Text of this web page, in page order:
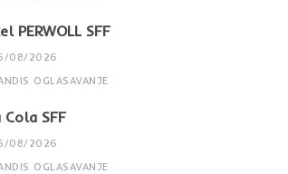
PERWOLL SFF
08/2026
OGLASAVANJE
Cola SFF
08/2026
OGLASAVANJE